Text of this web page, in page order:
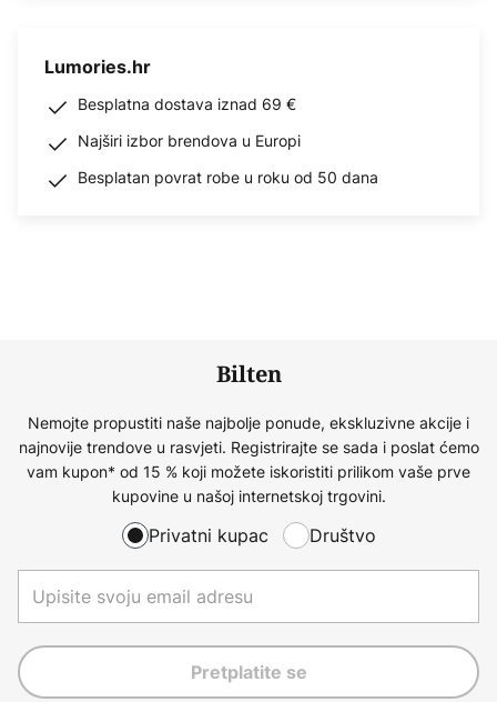
Lumories.hr
Besplatna dostava iznad 69 €
Najširi izbor brendova u Europi
Besplatan povrat robe u roku od 50 dana
Bilten
Nemojte propustiti naše najbolje ponude, ekskluzivne akcije i
najnovije trendove u rasvjeti. Registrirajte se sada i poslat ćemo
vam kupon* od 15 % koji možete iskoristiti prilikom vaše prve
kupovine u našoj internetskoj trgovini.
Privatni kupac Društvo
Pretplatite se